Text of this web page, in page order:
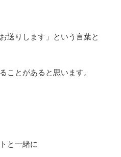
送りします」という言葉と
ことがあると思います。
と一緒に